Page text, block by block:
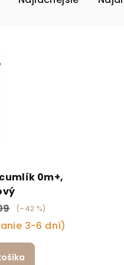
0m+,
(–42 %)
3-6 dní)